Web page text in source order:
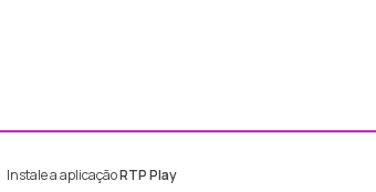
Instale a aplicaçãoRTP Play